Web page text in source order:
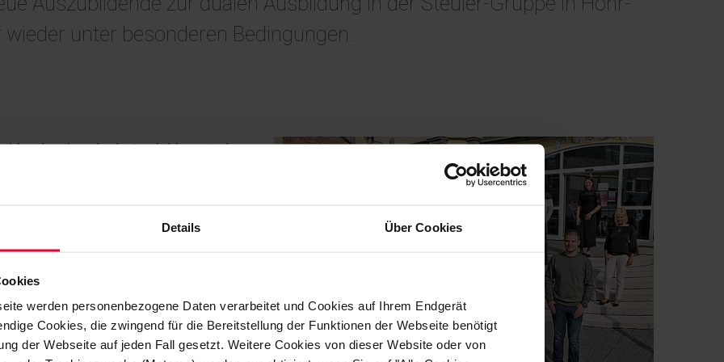
Details Über Cookies
werden personenbezogene Daten verarbeitet und Cookies auf Ihrem Endgerät
Cookies, die zwingend für die Bereitstellung der Funktionen der Webseite benötigt
der Webseite auf jeden Fall gesetzt. Weitere Cookies von dieser Website oder von
unter besonderen Bedingungen.
ihre duale Ausbildung in der
Bedingungen. Auf Abstand
im Rahmen der
die wichtigsten Informationen
durch Tanja Demko
nahmen die
in Empfang, um sie mit den
vertraut zu machen.